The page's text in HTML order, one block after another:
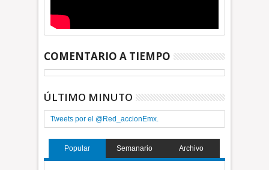
COMENTARIO A TIEMPO
ÚLTIMO MINUTO
Tweets por el @Red_accionEmx.
Popular Semanario Archivo